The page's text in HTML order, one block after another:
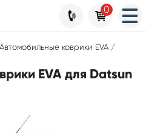
Автомобильные коврики EVA /
EVA для Datsun
0